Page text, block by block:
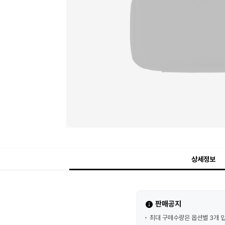
상세정보
판매공지
최대 구매수량은 옵션별 3개